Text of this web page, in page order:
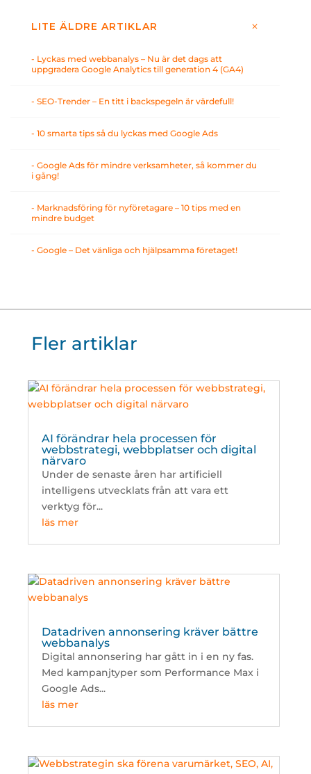
LITE ÄLDRE ARTIKLAR
- Lyckas med webbanalys – Nu är det dags att
uppgradera Google Analytics till generation 4 (GA4)
- SEO-Trender – En titt i backspegeln är värdefull!
- 10 smarta tips så du lyckas med Google Ads
- Google Ads för mindre verksamheter, så kommer du
i gång!
- Marknadsföring för nyföretagare – 10 tips med en
mindre budget
- Google – Det vänliga och hjälpsamma företaget!
Fler artiklar
AI förändrar hela processen för
webbstrategi, webbplatser och digital
närvaro
Under de senaste åren har artificiell
intelligens utvecklats från att vara ett
verktyg för...
läs mer
Datadriven annonsering kräver bättre
webbanalys
Digital annonsering har gått in i en ny fas.
Med kampanjtyper som Performance Max i
Google Ads...
läs mer